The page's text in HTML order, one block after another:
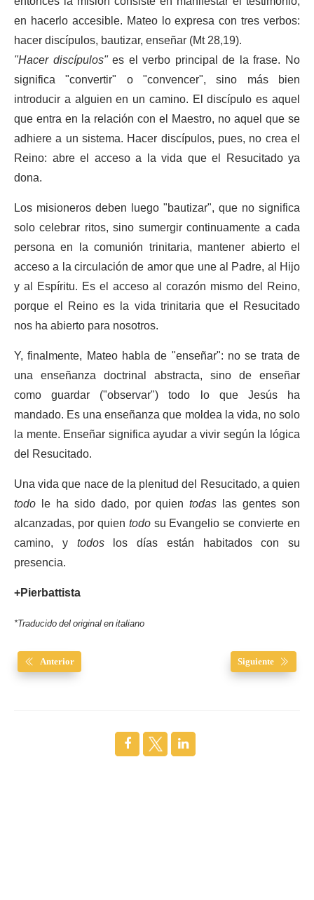
en hacerlo accesible. Mateo lo expresa con tres verbos:
hacer discípulos, bautizar, enseñar (Mt 28,19).
"Hacer discípulos"es el verbo principal de la frase. No
significa "convertir" o "convencer", sino más bien
introducir a alguien en un camino. El discípulo es aquel
que entra en la relación con el Maestro, no aquel que se
adhiere a un sistema. Hacer discípulos, pues, no crea el
Reino: abre el acceso a la vida que el Resucitado ya
dona.
Los misioneros deben luego "bautizar", que no significa
solo celebrar ritos, sino sumergir continuamente a cada
persona en la comunión trinitaria, mantener abierto el
acceso a la circulación de amor que une al Padre, al Hijo
y al Espíritu. Es el acceso al corazón mismo del Reino,
porque el Reino es la vida trinitaria que el Resucitado
nos ha abierto para nosotros.
Y, finalmente, Mateo habla de "enseñar": no se trata de
una enseñanza doctrinal abstracta, sino de enseñar
como guardar ("observar") todo lo que Jesús ha
mandado. Es una enseñanza que moldea la vida, no solo
la mente. Enseñar significa ayudar a vivir según la lógica
del Resucitado.
Una vida que nace de la plenitud del Resucitado, a quien
todo le ha sido dado, por quientodas las gentes son
alcanzadas, por quientodosu Evangelio se convierte en
camino, y todos los días están habitados con su
presencia.
+Pierbattista
*Traducido del original en italiano
Anterior Siguiente